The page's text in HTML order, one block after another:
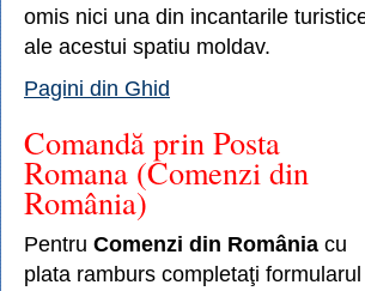
omis nici una din incantarile
ale acestui spatiu moldav.
Pagini din Ghid
Comandă prin Posta
Romana (Comenzi din
România)
Pentru Comenzi din România cu
plata ramburs completaţi formularul